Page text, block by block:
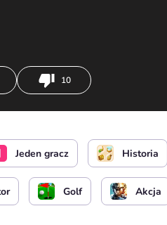
10
Jeden gracz Historia
Golf Akcja